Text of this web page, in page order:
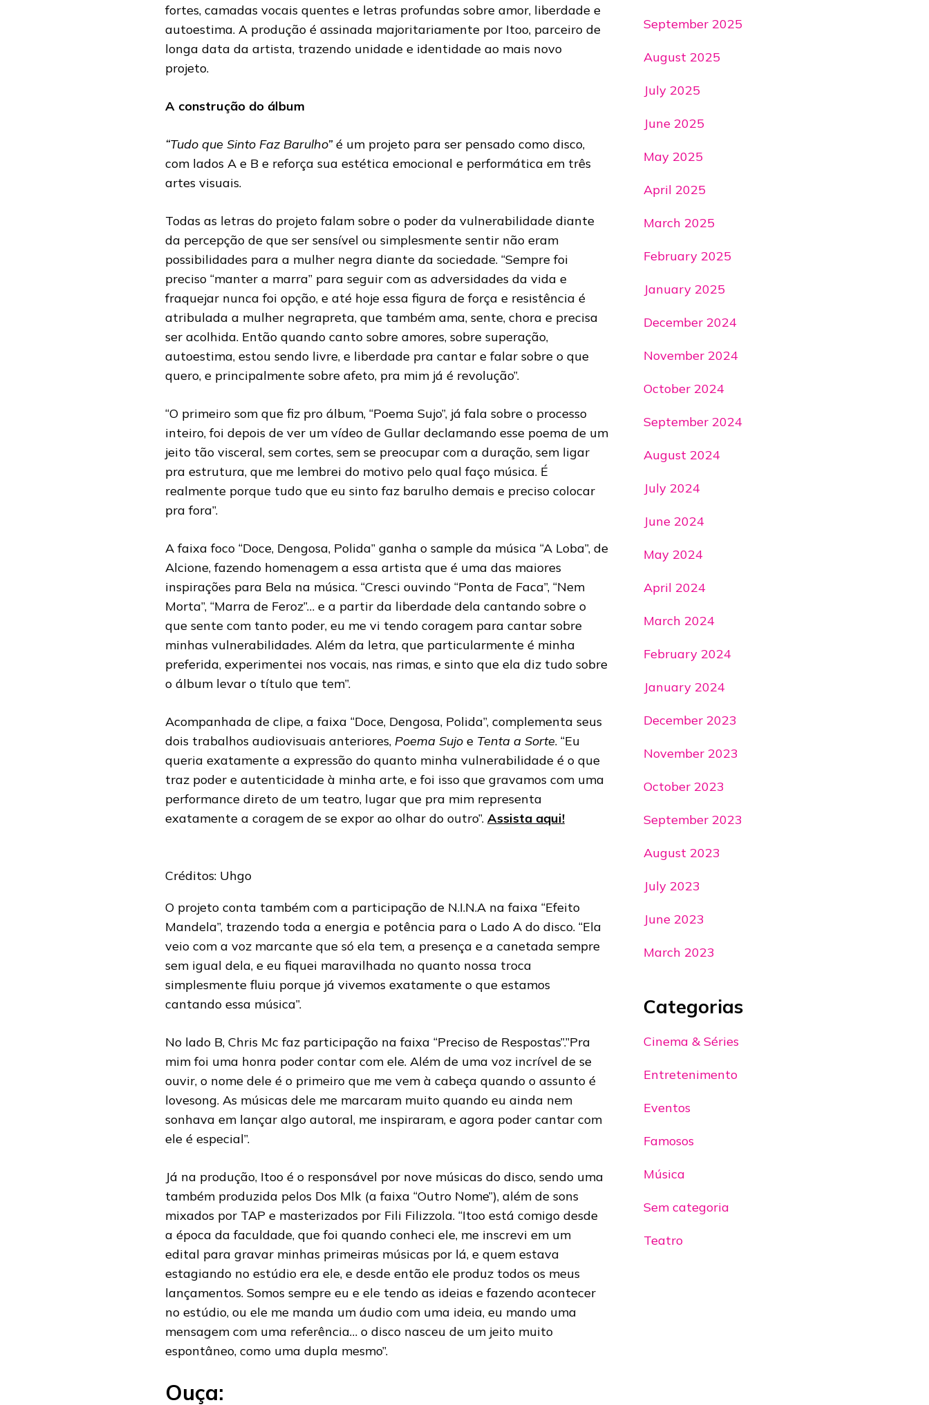
fortes, camadas vocais quentes e letras profundas sobre amor, liberdade e
autoestima. A produção é assinada majoritariamente por Itoo, parceiro de
longa data da artista, trazendo unidade e identidade ao mais novo
projeto.
A construção do álbum
“Tudo que Sinto Faz Barulho”é um projeto para ser pensado como disco,
com lados A e B e reforça sua estética emocional e performática em três
artes visuais.
Todas as letras do projeto falam sobre o poder da vulnerabilidade diante
da percepção de que ser sensível ou simplesmente sentir não eram
possibilidades para a mulher negra diante da sociedade. “Sempre foi
preciso “manter a marra” para seguir com as adversidades da vida e
fraquejar nunca foi opção, e até hoje essa figura de força e resistência é
atribulada a mulher negrapreta, que também ama, sente, chora e precisa
ser acolhida. Então quando canto sobre amores, sobre superação,
autoestima, estou sendo livre, e liberdade pra cantar e falar sobre o que
quero, e principalmente sobre afeto, pra mim já é revolução”.
“O primeiro som que fiz pro álbum, “Poema Sujo”, já fala sobre o processo
inteiro, foi depois de ver um vídeo de Gullar declamando esse poema de um
jeito tão visceral, sem cortes, sem se preocupar com a duração, sem ligar
pra estrutura, que me lembrei do motivo pelo qual faço música. É
realmente porque tudo que eu sinto faz barulho demais e preciso colocar
pra fora”.
A faixa foco “Doce, Dengosa, Polida” ganha o sample da música “A Loba”, de
Alcione, fazendo homenagem a essa artista que é uma das maiores
inspirações para Bela na música. “Cresci ouvindo “Ponta de Faca”, “Nem
Morta”, “Marra de Feroz”… e a partir da liberdade dela cantando sobre o
que sente com tanto poder, eu me vi tendo coragem para cantar sobre
minhas vulnerabilidades. Além da letra, que particularmente é minha
preferida, experimentei nos vocais, nas rimas, e sinto que ela diz tudo sobre
o álbum levar o título que tem”.
Acompanhada de clipe, a faixa “Doce, Dengosa, Polida”, complementa seus
dois trabalhos audiovisuais anteriores, Poema Sujo e Tenta a Sorte. “Eu
queria exatamente a expressão do quanto minha vulnerabilidade é o que
traz poder e autenticidade à minha arte, e foi isso que gravamos com uma
performance direto de um teatro, lugar que pra mim representa
exatamente a coragem de se expor ao olhar do outro”. Assista aqui!
Créditos: Uhgo
O projeto conta também com a participação de N.I.N.A na faixa “Efeito
Mandela”, trazendo toda a energia e potência para o Lado A do disco. “Ela
veio com a voz marcante que só ela tem, a presença e a canetada sempre
sem igual dela, e eu fiquei maravilhada no quanto nossa troca
simplesmente fluiu porque já vivemos exatamente o que estamos
cantando essa música”.
No lado B, Chris Mc faz participação na faixa “Preciso de Respostas”.”Pra
mim foi uma honra poder contar com ele. Além de uma voz incrível de se
ouvir, o nome dele é o primeiro que me vem à cabeça quando o assunto é
lovesong. As músicas dele me marcaram muito quando eu ainda nem
sonhava em lançar algo autoral, me inspiraram, e agora poder cantar com
ele é especial”.
Já na produção, Itoo é o responsável por nove músicas do disco, sendo uma
também produzida pelos Dos Mlk (a faixa “Outro Nome”), além de sons
mixados por TAP e masterizados por Fili Filizzola. “Itoo está comigo desde
a época da faculdade, que foi quando conheci ele, me inscrevi em um
edital para gravar minhas primeiras músicas por lá, e quem estava
estagiando no estúdio era ele, e desde então ele produz todos os meus
lançamentos. Somos sempre eu e ele tendo as ideias e fazendo acontecer
no estúdio, ou ele me manda um áudio com uma ideia, eu mando uma
mensagem com uma referência… o disco nasceu de um jeito muito
espontâneo, como uma dupla mesmo”.
Ouça:
September 2025
August 2025
July 2025
June 2025
May 2025
April 2025
March 2025
February 2025
January 2025
December 2024
November 2024
October 2024
September 2024
August 2024
July 2024
June 2024
May 2024
April 2024
March 2024
February 2024
January 2024
December 2023
November 2023
October 2023
September 2023
August 2023
July 2023
June 2023
March 2023
Categorias
Cinema & Séries
Entretenimento
Eventos
Famosos
Música
Sem categoria
Teatro